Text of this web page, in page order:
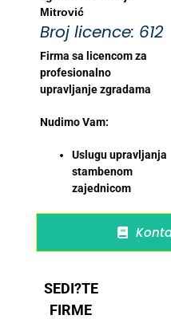
Mitrović
Broj licence: 612
Firma sa licencom za
profesionalno
upravljanje zgradama
Nudimo Vam:
Uslugu upravljanja
stambenom
zajednicom
SEDI?TE
FIRME